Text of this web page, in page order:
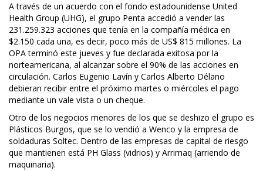
A través de un acuerdo con el fondo estadounidense United
Health Group (UHG), el grupo Penta accedió a vender las
231.259.323 acciones que tenía en la compañía médica en
$2.150 cada una, es decir, poco más de US$ 815 millones. La
OPA terminó este jueves y fue declarada exitosa por la
norteamericana, al alcanzar sobre el 90% de las acciones en
circulación. Carlos Eugenio Lavín y Carlos Alberto Délano
debieran recibir entre el próximo martes o miércoles el pago
mediante un vale vista o un cheque.
Otro de los negocios menores de los que se deshizo el grupo es
Plásticos Burgos, que se lo vendió a Wenco y la empresa de
soldaduras Soltec. Dentro de las empresas de capital de riesgo
que mantienen está PH Glass (vidrios) y Arrimaq (arriendo de
maquinaria).